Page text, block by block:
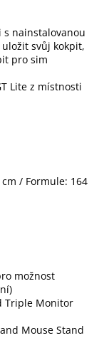
s nainstalovanou
svůj kokpit,
pro sim
Lite z místnosti
/ Formule: 164
možnost
Triple Monitor
Mouse Stand